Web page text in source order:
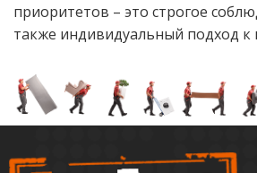
приоритетов – это строгое
также индивидуальный подход к